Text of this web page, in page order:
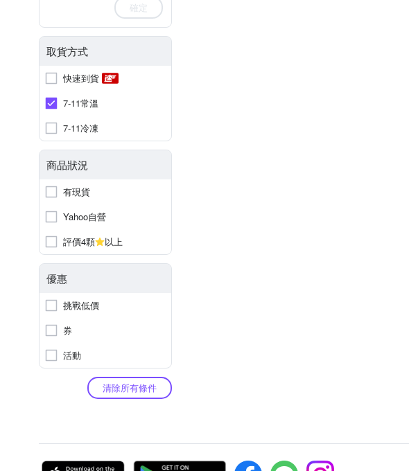
確定
取貨方式
快速到貨
7-11常溫
7-11冷凍
商品狀況
有現貨
Yahoo自營
評價4顆
以上
優惠
挑戰低價
券
活動
清除所有條件